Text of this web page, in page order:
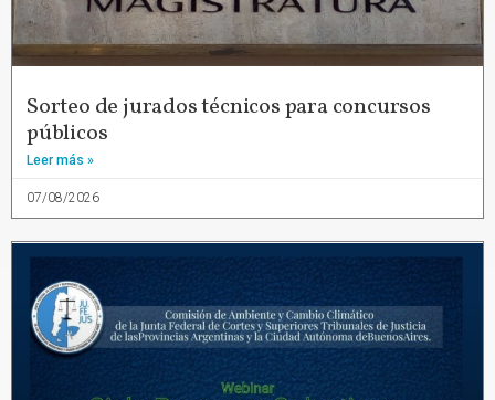
Sorteo de jurados técnicos para concursos
públicos
Leer más »
07/08/2026